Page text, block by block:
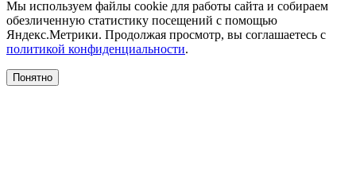
Мы используем файлы cookie для работы сайта и собираем
обезличенную статистику посещений с помощью
Яндекс.Метрики. Продолжая просмотр, вы соглашаетесь с
политикой конфиденциальности.
Понятно